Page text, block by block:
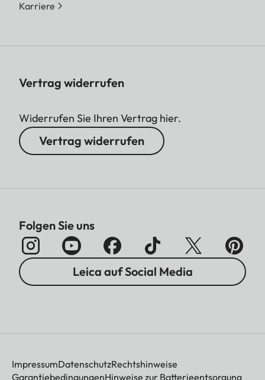
Karriere
Vertrag widerrufen
Widerrufen Sie Ihren Vertrag hier.
Vertrag widerrufen
Folgen Sie uns
Leica auf Social Media
ImpressumDatenschutzRechtshinweise
GarantiebedingungenHinweise zur Batterieentsorgung